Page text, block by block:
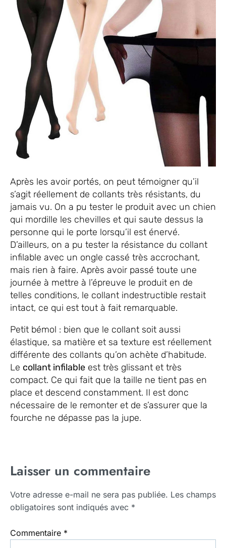
Après les avoir portés, on peut témoigner qu’il
s’agit réellement de collants très résistants, du
jamais vu. On a pu tester le produit avec un chien
qui mordille les chevilles et qui saute dessus la
personne qui le porte lorsqu’il est énervé.
D’ailleurs, on a pu tester la résistance du collant
infilable avec un ongle cassé très accrochant,
mais rien à faire. Après avoir passé toute une
journée à mettre à l’épreuve le produit en de
telles conditions, le collant indestructible restait
intact, ce qui est tout à fait remarquable.
Petit bémol : bien que le collant soit aussi
élastique, sa matière et sa texture est réellement
différente des collants qu’on achète d’habitude.
Le collant infilable est très glissant et très
compact. Ce qui fait que la taille ne tient pas en
place et descend constamment. Il est donc
nécessaire de le remonter et de s’assurer que la
fourche ne dépasse pas la jupe.
Laisser un commentaire
Votre adresse e-mail ne sera pas publiée. Les champs
obligatoires sont indiqués avec *
Commentaire *